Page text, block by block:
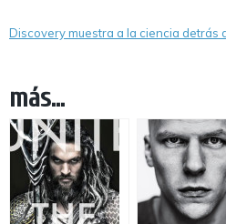
Discovery muestra a la ciencia detrás
más...